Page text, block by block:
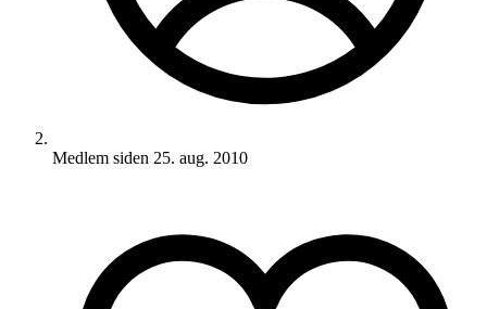
Medlem siden 25. aug. 2010